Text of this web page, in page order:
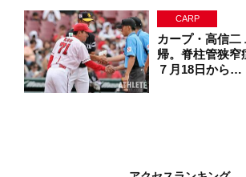
CARP
カープ・高信二
帰。脊柱管狭窄
７月18日から…